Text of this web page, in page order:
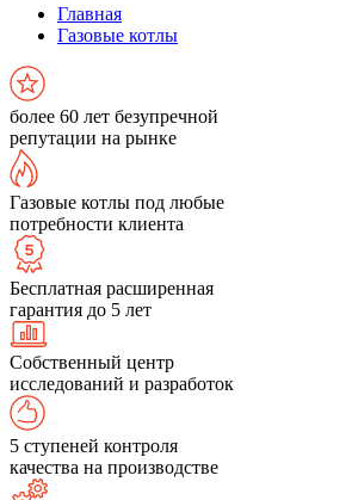
Главная
Газовые котлы
более 60 лет безупречной
репутации на рынке
Газовые котлы под любые
потребности клиента
Бесплатная расширенная
гарантия до 5 лет
Собственный центр
исследований и разработок
5 ступеней контроля
качества на производстве